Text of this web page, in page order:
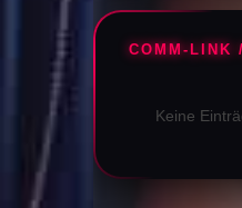
COMM-LINK
Keine